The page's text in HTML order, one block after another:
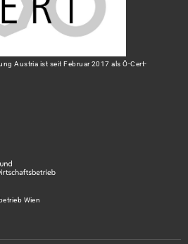
Austria ist seit Februar 2017 als Ö-Cert-
Wien